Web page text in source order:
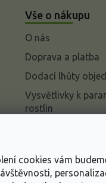
cookies vám
Vše o nákupu
O nás
Doprava a platba
Dodací lhůty
Vysvětlivky k
rostlin
Informace o
údajů